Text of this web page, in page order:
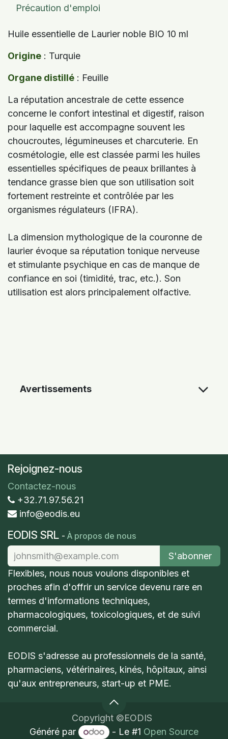
Précaution d'emploi
Huile essentielle de Laurier noble BIO 10 ml
Origine : Turquie
Organe distillé : Feuille
La réputation ancestrale de cette essence
concerne le confort intestinal et digestif, raison
pour laquelle est accompagne souvent les
choucroutes, légumineuses et charcuterie. En
cosmétologie, elle est classée parmi les huiles
essentielles spécifiques de peaux brillantes à
tendance grasse bien que son utilisation soit
fortement restreinte et contrôlée par les
organismes régulateurs (IFRA).
La dimension mythologique de la couronne de
laurier évoque sa réputation tonique nerveuse
et stimulante psychique en cas de manque de
confiance en soi (timidité, trac, etc.). Son
utilisation est alors principalement olfactive.
Avertissements
Rejoignez-nous
Contactez-nous
+32.71.97.56.21
info@eodis.eu
EODIS SRL - À propos de nous
S'abonner
Flexibles​, nous nous voulons disponibles et
proches afin d'offrir un service devenu rare en
termes d'informations techniques,
pharmacologiques, toxicologiques, et de suivi
commercial.
EODIS s'adresse au professionnels de la santé,
pharmaciens, vétérinaires, kinés, hôpitaux, ainsi
qu'aux entrepreneurs, start-up et PME.
Copyright ©EODIS
Généré par
- Le #1 Open Source